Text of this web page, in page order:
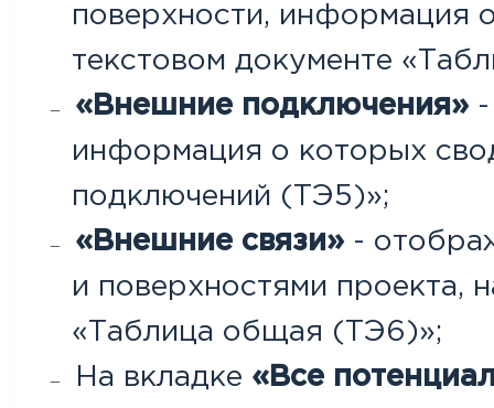
поверхности, информация
текстовом документе
«Внешние подключения»
информация о которых
подключений (ТЭ5)»;
«Внешние связи» -
и поверхностями проекта,
«Таблица общая (ТЭ6)»;
На вкладке «Все